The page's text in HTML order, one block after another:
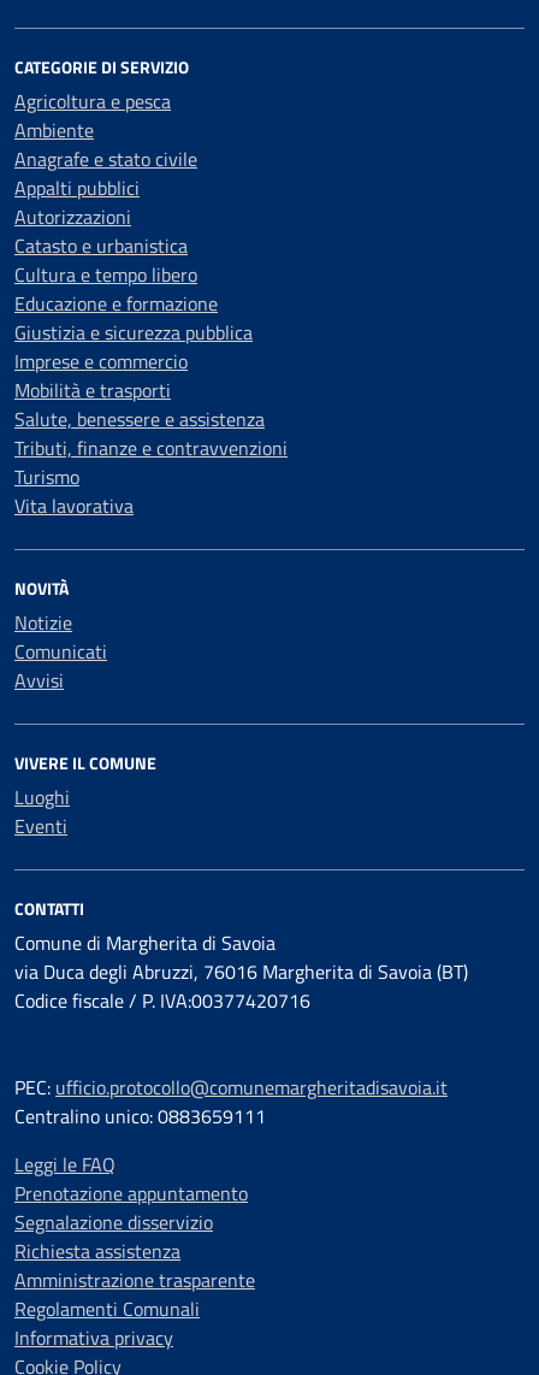
CATEGORIE DI SERVIZIO
Agricoltura e pesca
Ambiente
Anagrafe e stato civile
Appalti pubblici
Autorizzazioni
Catasto e urbanistica
Cultura e tempo libero
Educazione e formazione
Giustizia e sicurezza pubblica
Imprese e commercio
Mobilità e trasporti
Salute, benessere e assistenza
Tributi, finanze e contravvenzioni
Turismo
Vita lavorativa
NOVITÀ
Notizie
Comunicati
Avvisi
VIVERE IL COMUNE
Luoghi
Eventi
CONTATTI
Comune di Margherita di Savoia
via Duca degli Abruzzi, 76016 Margherita di Savoia (BT)
Codice fiscale / P. IVA:00377420716
PEC: ufficio.protocollo@comunemargheritadisavoia.it
Centralino unico: 0883659111
Leggi le FAQ
Prenotazione appuntamento
Segnalazione disservizio
Richiesta assistenza
Amministrazione trasparente
Regolamenti Comunali
Informativa privacy
Cookie Policy